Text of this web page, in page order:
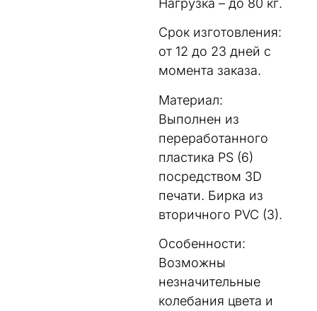
Нагрузка – до 80 кг.
Срок изготовления:
от 12 до 23 дней с
момента заказа.
Материал:
Выполнен из
переработанного
пластика PS (6)
посредством 3D
печати. Бирка из
вторичного PVC (3).
Особенности:
Возможны
незначительные
колебания цвета и